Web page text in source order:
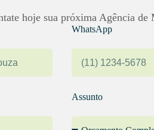
hoje sua próxima Agência de
WhatsApp
Assunto